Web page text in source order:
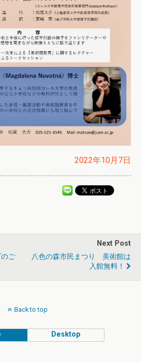
2022年10月7日
ご
Next Post
八色の森市民まつり 美術館は
入館無料！
Back to top
Desktop